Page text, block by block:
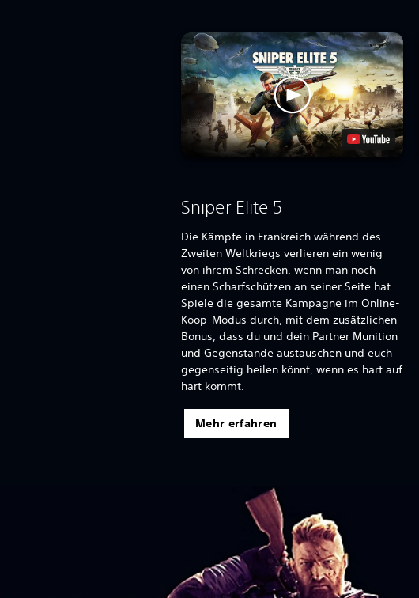
Sniper Elite 5
Die Kämpfe in Frankreich während des
Zweiten Weltkriegs verlieren ein wenig
von ihrem Schrecken, wenn man noch
einen Scharfschützen an seiner Seite hat.
Spiele die gesamte Kampagne im Online-
Koop-Modus durch, mit dem zusätzlichen
Bonus, dass du und dein Partner Munition
und Gegenstände austauschen und euch
gegenseitig heilen könnt, wenn es hart auf
hart kommt.
Mehr erfahren